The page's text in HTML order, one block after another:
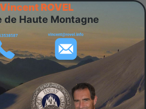
Vincent ROVEL
de Haute Montagne